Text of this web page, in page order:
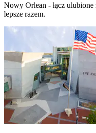
Nowy Orlean - łącz ulubione
lepsze razem.